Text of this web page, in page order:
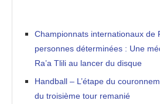
Championnats internationaux de
personnes déterminées : Une
Ra’a Tlili au lancer du disque
Handball – L’étape du
du troisième tour remanié